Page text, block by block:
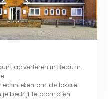
adverteren in Bedum.
om de lokale
je bedrijf te promoten.